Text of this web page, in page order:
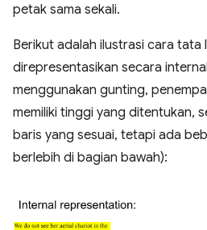
petak sama sekali.
Berikut adalah ilustrasi cara tata
direpresentasikan secara
menggunakan gunting,
memiliki tinggi yang ditentukan,
baris yang sesuai, tetapi ada
berlebih di bagian bawah):